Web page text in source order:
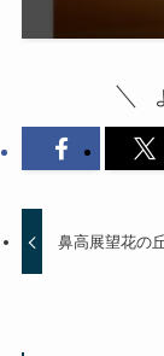
鼻高展望花の